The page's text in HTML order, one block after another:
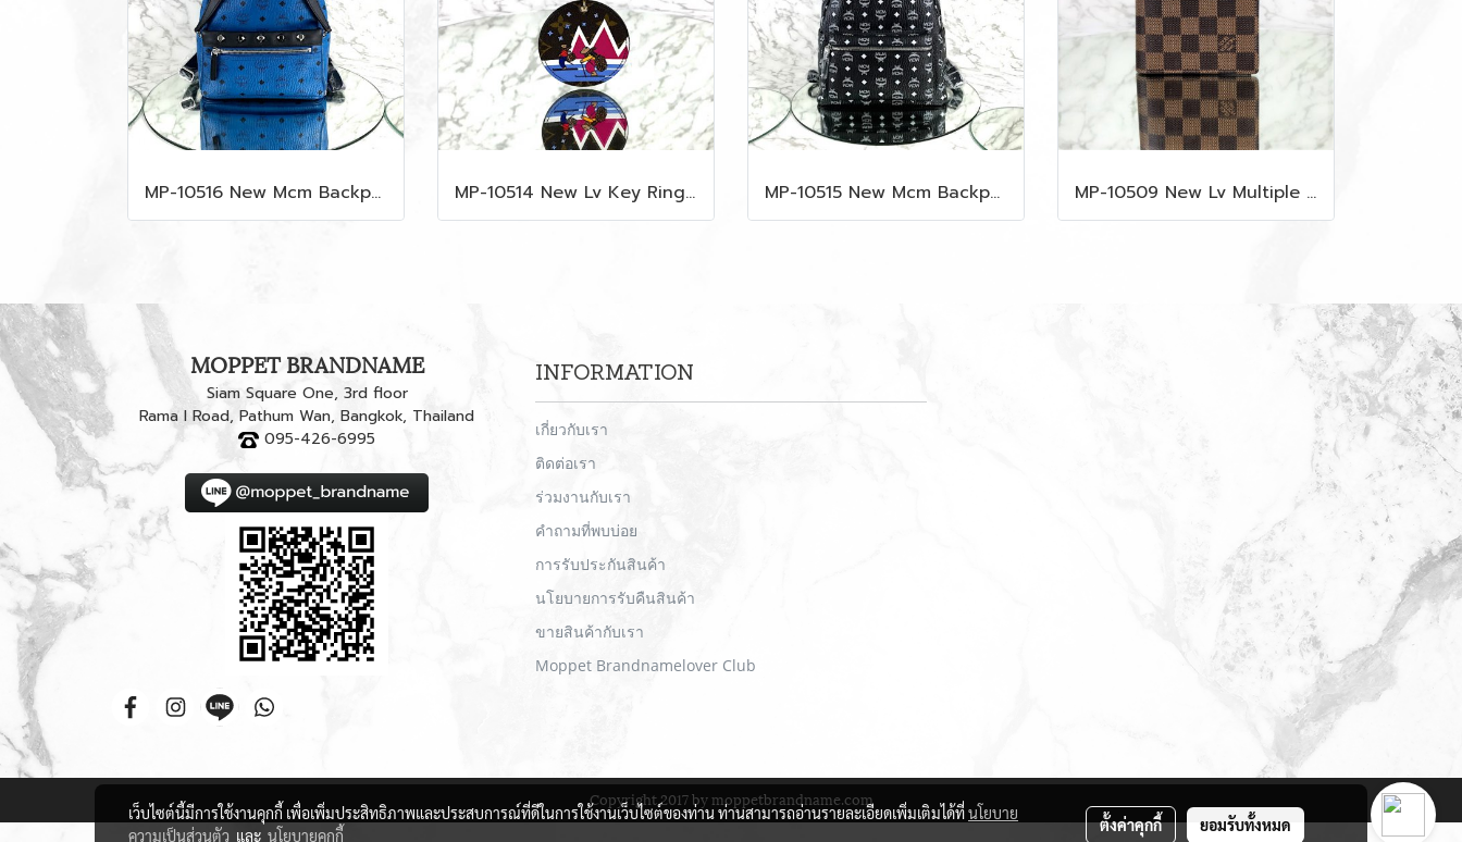
MP-10516 New Mcm Backpack Small Blue/Black Shw MP-10514 New Lv Key Ring Chrismas 2018 Monogram Ghw MP-10515 New Mcm Backpack Size M Black Shw MP-10509 New Lv Multiple Men Wallet Damier
MOPPET BRANDNAME
Siam Square One, 3rd floor
Rama I Road, Pathum Wan, Bangkok, Thailand
095-426-6995
INFORMATION
เกี่ยวกับเรา
ติดต่อเรา
ร่วมงานกับเรา
คำถามที่พบบ่อย
การรับประกันสินค้า
นโยบายการรับคืนสินค้า
ขายสินค้ากับเรา
Moppet Brandnamelover Club
Copyright 2017 by moppetbrandname.com
เว็บไซต์นี้มีการใช้งานคุกกี้ เพื่อเพิ่มประสิทธิภาพและประสบการณ์ที่ดีในการใช้งานเว็บไซต์ของท่าน ท่านสามารถอ่านรายละเอียดเพิ่มเติมได้ที่นโยบาย
ความเป็นส่วนตัว และ นโยบายคุกกี้
ตั้งค่าคุกกี้ ยอมรับทั้งหมด